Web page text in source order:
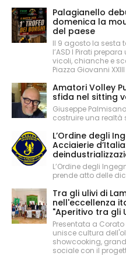
Palagianello
domenica la
del paese
Il 9 agosto la sesta
l’ASD I Pirati
vicoli, chianche e
Piazza Giovanni XXIII
Amatori Volley
sfida nel sitting
Giuseppe
costruire una
L’Ordine degli
Acciaierie
L’Ordine degli
prende atto delle
Tra gli ulivi di
nell'eccellenza
"Aperitivo tra gli
Presentata a
unisce cultura
showcooking,
sociale con il